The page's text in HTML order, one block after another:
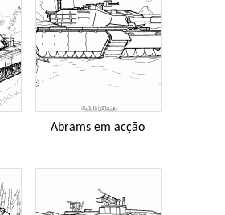
Abrams em acção